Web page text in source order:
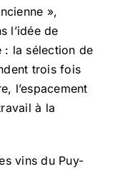
»,
l’idée de
: la sélection de
trois fois
l’espacement
à la
vins du Puy-